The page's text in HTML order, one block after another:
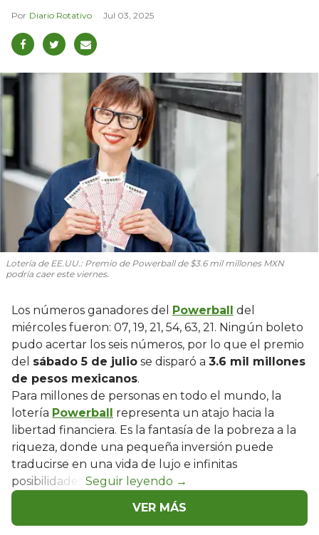
Diario Rotativo Jul 03, 2025
Lotería de EE.UU.: Premio de Powerball de $3.6 mil millones MXN
podría caer este viernes.
Los números ganadores del Powerball del
miércoles fueron: 07, 19, 21, 54, 63, 21. Ningún boleto
pudo acertar los seis números, por lo que el premio
del sábado 5 de julio se disparó a 3.6 mil millones
de pesos mexicanos.
Para millones de personas en todo el mundo, la
lotería Powerball representa un atajo hacia la
libertad financiera. Es la fantasía de la pobreza a la
riqueza, donde una pequeña inversión puede
traducirse en una vida de lujo e infinitas
posibilidades.
VER MÁS